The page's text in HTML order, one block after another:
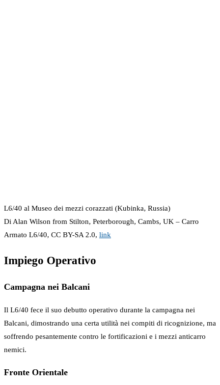
L6/40 al Museo dei mezzi corazzati (Kubinka, Russia)
Di Alan Wilson from Stilton, Peterborough, Cambs, UK – Carro
Armato L6/40, CC BY-SA 2.0, link
Impiego Operativo
Campagna nei Balcani
Il L6/40 fece il suo debutto operativo durante la campagna nei
Balcani, dimostrando una certa utilità nei compiti di ricognizione, ma
soffrendo pesantemente contro le fortificazioni e i mezzi anticarro
nemici.
Fronte Orientale